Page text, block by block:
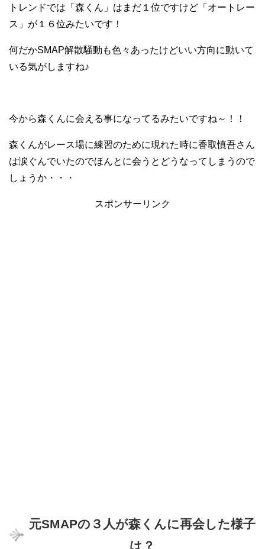
トレンドでは「森くん」はまだ１位ですけど「オートレー
ス」が１６位みたいです！
何だかSMAP解散騒動も色々あったけどいい方向に動いて
いる気がしますね♪
今から森くんに会える事になってるみたいですね～！！
森くんがレース場に練習のために現れた時に香取慎吾さん
は涙ぐんでいたのでほんとに会うとどうなってしまうので
しょうか・・・
スポンサーリンク
元SMAPの３人が森くんに再会した様子
は？